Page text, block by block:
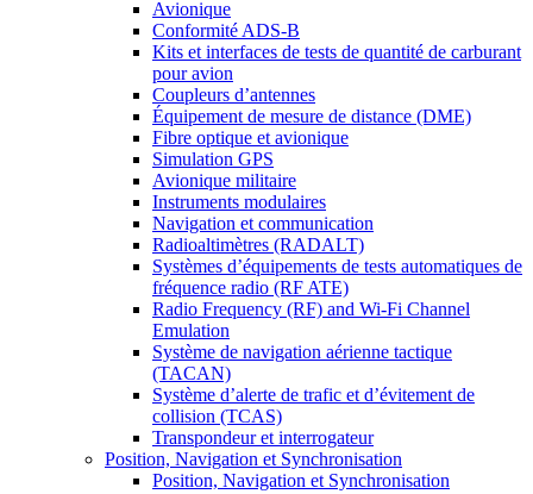
Avionique
Conformité ADS-B
Kits et interfaces de tests de quantité de carburant
pour avion
Coupleurs d’antennes
Équipement de mesure de distance (DME)
Fibre optique et avionique
Simulation GPS
Avionique militaire
Instruments modulaires
Navigation et communication
Radioaltimètres (RADALT)
Systèmes d’équipements de tests automatiques de
fréquence radio (RF ATE)
Radio Frequency (RF) and Wi-Fi Channel
Emulation
Système de navigation aérienne tactique
(TACAN)
Système d’alerte de trafic et d’évitement de
collision (TCAS)
Transpondeur et interrogateur
Position, Navigation et Synchronisation
Position, Navigation et Synchronisation